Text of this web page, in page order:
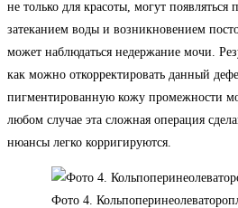
не только для красоты, могут появляться
затеканием воды и возникновением
может наблюдаться недержание мочи.
как можно откорректировать данный
пигментированную кожу промежности
любом случае эта сложная операция
нюансы легко корригируются.
Фото 4.